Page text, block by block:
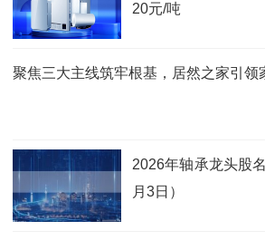
20元/吨
聚焦三大主线筑牢根基，居然之家引领
2026年轴承龙头股
月3日）